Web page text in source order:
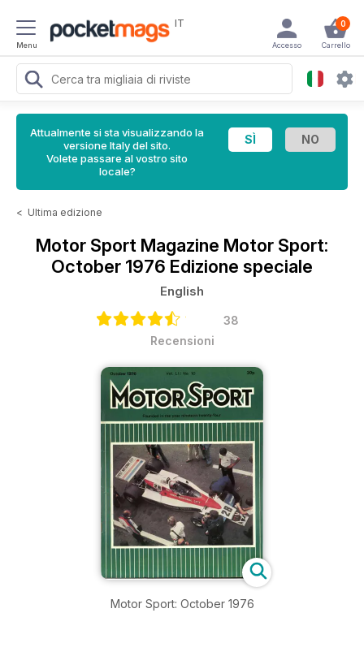
Menu
IT 0
Carrello
Accesso
Attualmente si sta visualizzando la
versione Italy del sito.
Volete passare al vostro sito
locale?
< Ultima edizione
Motor Sport Magazine Motor Sport:
October 1976 Edizione speciale
English
38
Recensioni
Motor Sport: October 1976